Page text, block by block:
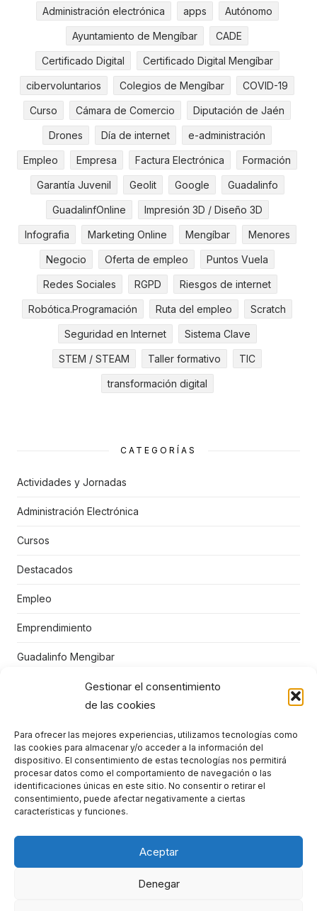
Gestionar el consentimiento
de las cookies
Para ofrecer las mejores experiencias, utilizamos tecnologías como
las cookies para almacenar y/o acceder a la información del
dispositivo. El consentimiento de estas tecnologías nos permitirá
procesar datos como el comportamiento de navegación o las
identificaciones únicas en este sitio. No consentir o retirar el
consentimiento, puede afectar negativamente a ciertas
características y funciones.
Aceptar
Denegar
Administración electrónica apps Autónomo
Ayuntamiento de Mengíbar CADE
Certificado Digital Certificado Digital Mengíbar
cibervoluntarios Colegios de Mengíbar COVID-19
Curso Cámara de Comercio Diputación de Jaén
Drones Día de internet e-administración
Empleo Empresa Factura Electrónica Formación
Garantía Juvenil Geolit Google Guadalinfo
GuadalinfOnline Impresión 3D / Diseño 3D
Infografia Marketing Online Mengíbar Menores
Negocio Oferta de empleo Puntos Vuela
Redes Sociales RGPD Riesgos de internet
Robótica.Programación Ruta del empleo Scratch
Seguridad en Internet Sistema Clave
STEM / STEAM Taller formativo TIC
transformación digital
CATEGORÍAS
Actividades y Jornadas
Administración Electrónica
Cursos
Destacados
Empleo
Emprendimiento
Guadalinfo Mengibar
Juegos educativos
Niños
Punto Vuela Mengíbar
STEM